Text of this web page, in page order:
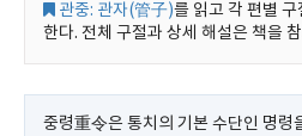
관중: 관자(管子)를 읽고 각 편별
한다. 전체 구절과 상세 해설은 책을
중령重令은 통치의 기본 수단인 명령